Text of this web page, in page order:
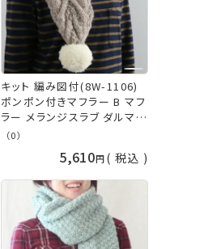
キット 編み図付(8W-1106)
ポンポン付きマフラー B マフ
ラー メランジスラブ ダルマ
編み物 手作りキット 秋冬毛
daruma ダルマ毛糸
（0）
5,610 税込